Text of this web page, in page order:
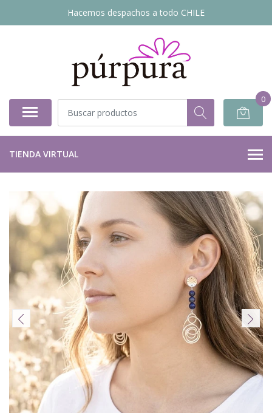
Hacemos despachos a todo CHILE
0
TIENDA VIRTUAL